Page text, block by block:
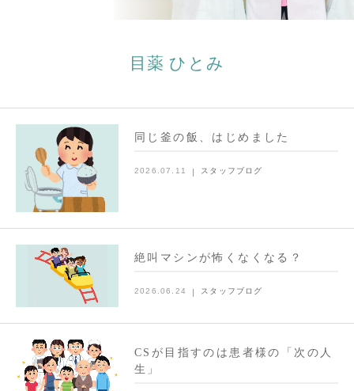
目薬 ひとみ
同じ釜の飯、はじめました
2026.07.11 スタッフブログ
絶叫マシンが怖くなくなる？
2026.06.24 スタッフブログ
CSが目指すのは患者様の「次の人
生」